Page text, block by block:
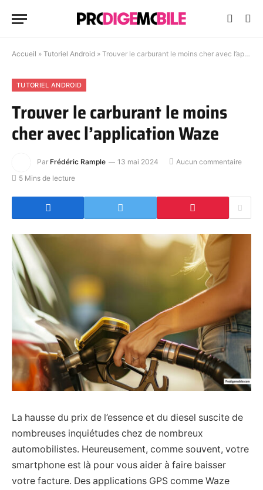
Accueil » Tutoriel Android » Trouver le carburant le moins cher avec l’application Waze
TUTORIEL ANDROID
Trouver le carburant le moins
cher avec l’application Waze
Par Frédéric Rample 13 mai 2024
Aucun commentaire
5 Mins de lecture
La hausse du prix de l’essence et du diesel suscite de
nombreuses inquiétudes chez de nombreux
automobilistes. Heureusement, comme souvent, votre
smartphone est là pour vous aider à faire baisser
votre facture. Des applications GPS comme Waze